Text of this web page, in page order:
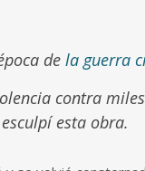
de la guerra
contra
esta obra.